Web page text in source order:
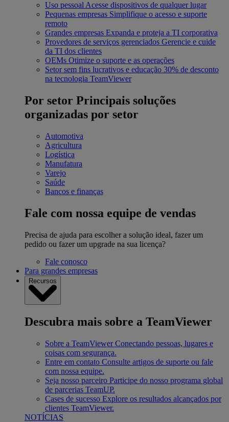
Uso pessoalAcesse dispositivos de qualquer lugar
Pequenas empresas Simplifique o acesso e suporte
remoto
Grandes empresas Expanda e proteja a TI corporativa
Provedores de serviços gerenciados Gerencie e cuide
da TI dos clientes
OEMs Otimize o suporte e as operações
Setor sem fins lucrativos e educação 30% de desconto
na tecnologia TeamViewer
Por setor Principais soluções
organizadas por setor
Automotiva
Agricultura
Logística
Manufatura
Varejo
Saúde
Bancos e finanças
Fale com nossa equipe de vendas
Precisa de ajuda para escolher a solução ideal, fazer um
pedido ou fazer um upgrade na sua licença?
Fale conosco
Para grandes empresas
Recursos
Descubra mais sobre a TeamViewer
Sobre a TeamViewer Conectando pessoas, lugares e
coisas com segurança.
Entre em contato Consulte artigos de suporte ou fale
com nossa equipe.
Seja nosso parceiro Participe do nosso programa global
de parcerias TeamUP.
Cases de sucesso Explore os resultados alcançados por
clientes TeamViewer.
NOTÍCIAS